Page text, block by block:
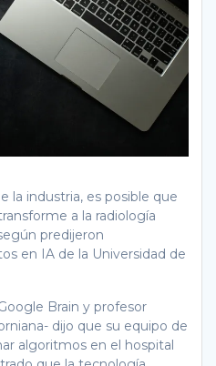
la industria, es posible que
a la radiología
predijeron
en IA de la Universidad de
Brain y profesor
dijo que su equipo de
algoritmos en el hospital